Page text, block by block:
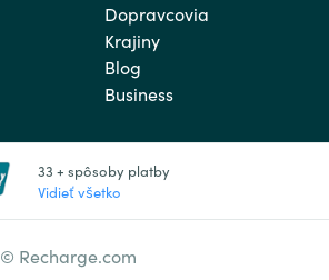
Dopravcovia
Krajiny
Blog
Business
33 + spôsoby platby
Vidieť všetko
© Recharge.com